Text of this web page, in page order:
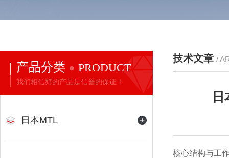
产品分类 PRODUCT
我们相信好的产品是信誉的保证！
日本MTL
技术文章 /
核心结构与工